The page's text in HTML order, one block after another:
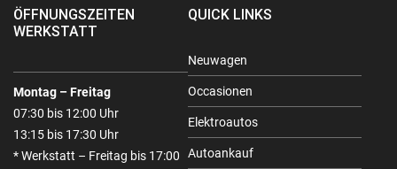
ÖFFNUNGSZEITEN
WERKSTATT
Montag – Freitag
07:30 bis 12:00 Uhr
13:15 bis 17:30 Uhr
* Werkstatt – Freitag bis 17:00
QUICK LINKS
Neuwagen
Occasionen
Elektroautos
Autoankauf